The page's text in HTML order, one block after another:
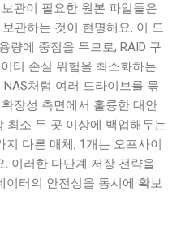
관이 필요한 원본 파일들은
관하는 것이 현명해요. 이 드
량에 중점을 두므로, RAID 구
터 손실 위험을 최소화하는
처럼 여러 드라이브를 묶
장성 측면에서 훌륭한 대안
최소 두 곳 이상에 백업해두는
다른 매체, 1개는 오프사이
이러한 다단계 저장 전략을
이터의 안전성을 동시에 확보